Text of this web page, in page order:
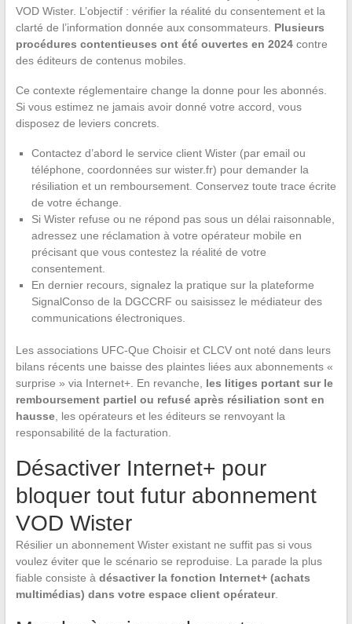
VOD Wister. L’objectif : vérifier la réalité du consentement et la
clarté de l’information donnée aux consommateurs. Plusieurs
procédures contentieuses ont été ouvertes en 2024contre
des éditeurs de contenus mobiles.
Ce contexte réglementaire change la donne pour les abonnés.
Si vous estimez ne jamais avoir donné votre accord, vous
disposez de leviers concrets.
Contactez d’abord le service client Wister (par email ou
téléphone, coordonnées sur wister.fr) pour demander la
résiliation et un remboursement. Conservez toute trace écrite
de votre échange.
Si Wister refuse ou ne répond pas sous un délai raisonnable,
adressez une réclamation à votre opérateur mobile en
précisant que vous contestez la réalité de votre
consentement.
En dernier recours, signalez la pratique sur la plateforme
SignalConso de la DGCCRF ou saisissez le médiateur des
communications électroniques.
Les associations UFC-Que Choisir et CLCV ont noté dans leurs
bilans récents une baisse des plaintes liées aux abonnements «
surprise » via Internet+. En revanche, les litiges portant sur le
remboursement partiel ou refusé après résiliation sont en
hausse, les opérateurs et les éditeurs se renvoyant la
responsabilité de la facturation.
Désactiver Internet+ pour
bloquer tout futur abonnement
VOD Wister
Résilier un abonnement Wister existant ne suffit pas si vous
voulez éviter que le scénario se reproduise. La parade la plus
fiable consiste à désactiver la fonction Internet+ (achats
multimédias) dans votre espace client opérateur.